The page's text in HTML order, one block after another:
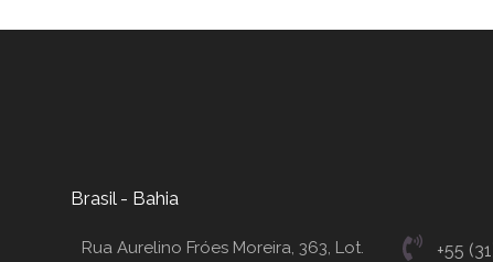
Brasil - Bahia
Rua Aurelino Fróes Moreira, 363, Lot.
+55